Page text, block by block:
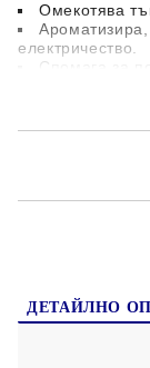
Омекотява
Ароматизира,
електричество.
Спомага за
ДЕТАЙЛНО